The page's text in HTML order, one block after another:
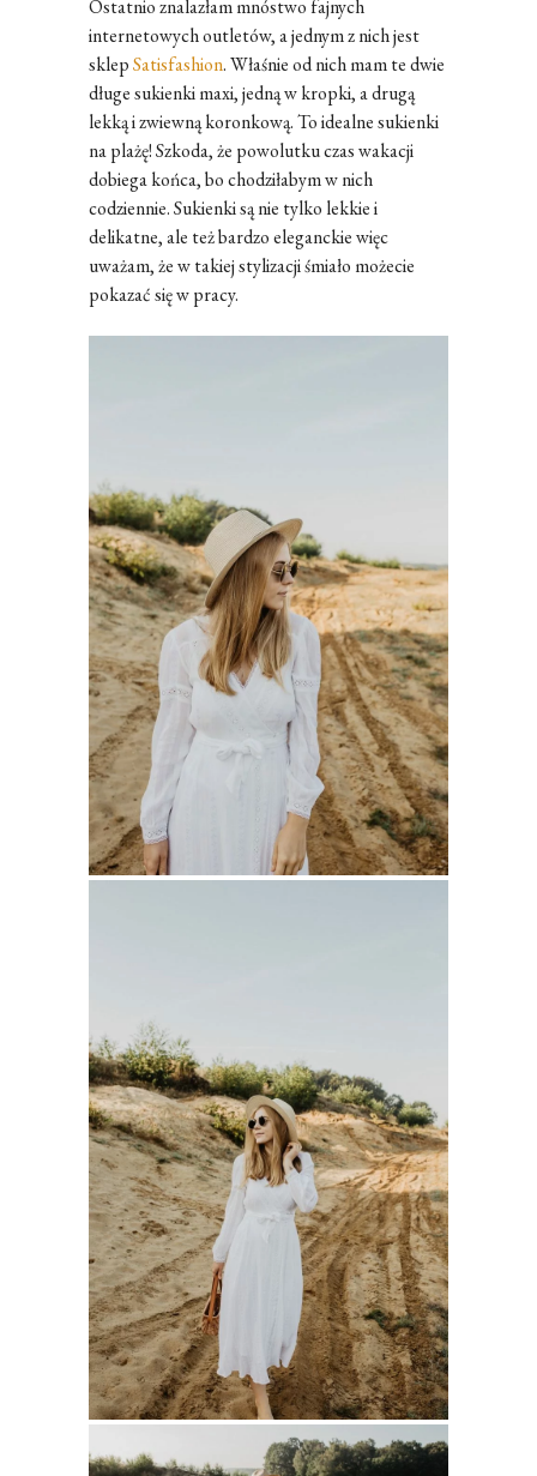
Ostatnio znalazłam mnóstwo fajnych
internetowych outletów, a jednym z nich jest
sklepSatisfashion. Właśnie od nich mam te dwie
długe sukienki maxi, jedną w kropki, a drugą
lekką i zwiewną koronkową. To idealne sukienki
na plażę! Szkoda, że powolutku czas wakacji
dobiega końca, bo chodziłabym w nich
codziennie. Sukienki są nie tylko lekkie i
delikatne, ale też bardzo eleganckie więc
uważam, że w takiej stylizacji śmiało możecie
pokazać się w pracy.